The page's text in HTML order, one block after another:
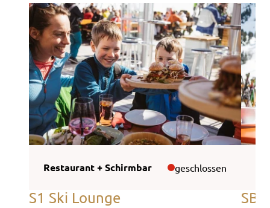
Restaurant + Schirmbar geschlossen
S1 Ski Lounge SB-